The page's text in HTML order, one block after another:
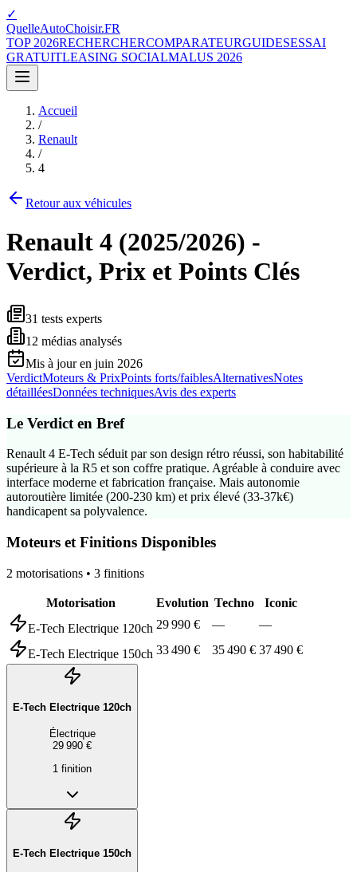
✓
QuelleAutoChoisir.FR
TOP 2026RECHERCHERCOMPARATEURGUIDESESSAI
GRATUITLEASING SOCIALMALUS 2026
Accueil
/
Renault
/
4
Retour aux véhicules
Renault 4 (2025/2026) -
Verdict, Prix et Points Clés
31 tests experts
12 médias analysés
Mis à jour en juin 2026
VerdictMoteurs & PrixPoints forts/faiblesAlternativesNotes
détailléesDonnées techniquesAvis des experts
Le Verdict en Bref
Renault 4 E-Tech séduit par son design rétro réussi, son habitabilité
supérieure à la R5 et son coffre pratique. Agréable à conduire avec
interface moderne et fabrication française. Mais autonomie
autoroutière limitée (200-230 km) et prix élevé (33-37k€)
handicapent sa polyvalence.
Moteurs et Finitions Disponibles
2 motorisations • 3 finitions
Motorisation Evolution Techno
Iconic
E-Tech Electrique 120ch 29 990 € — —
E-Tech Electrique 150ch 33 490 € 35 490 € 37 490 €
E-Tech Electrique 120ch
Électrique
29 990 €
1 finition
E-Tech Electrique 150ch